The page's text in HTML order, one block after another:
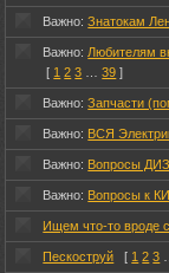
Важно:Знатокам
Важно: Любителям
[ 1 2 3 …39 ]
Важно:Запчасти
Важно: ВСЯ
Важно: Вопросы
Важно: Вопросы к
Ищем что-то вроде
Пескоструй [ 1 2 3